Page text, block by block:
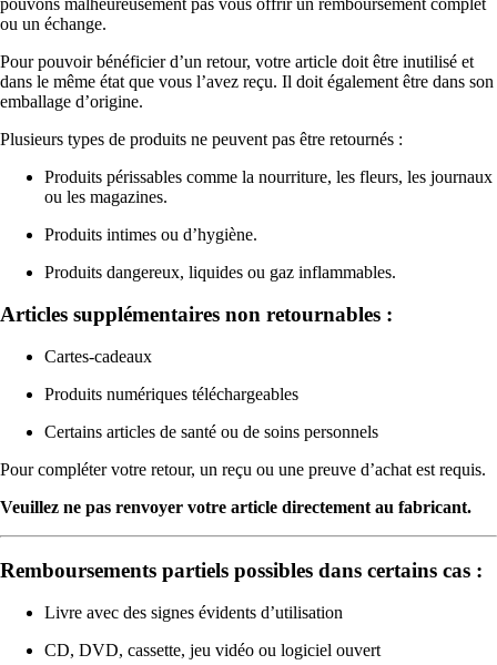
ou un échange.
Pour pouvoir bénéficier d’un retour, votre article doit être inutilisé et
dans le même état que vous l’avez reçu. Il doit également être dans son
emballage d’origine.
Plusieurs types de produits ne peuvent pas être retournés :
Produits périssables comme la nourriture, les fleurs, les journaux
ou les magazines.
Produits intimes ou d’hygiène.
Produits dangereux, liquides ou gaz inflammables.
Articles supplémentaires non retournables :
Cartes-cadeaux
Produits numériques téléchargeables
Certains articles de santé ou de soins personnels
Pour compléter votre retour, un reçu ou une preuve d’achat est requis.
Veuillez ne pas renvoyer votre article directement au fabricant.
Remboursements partiels possibles dans certains cas :
Livre avec des signes évidents d’utilisation
CD, DVD, cassette, jeu vidéo ou logiciel ouvert